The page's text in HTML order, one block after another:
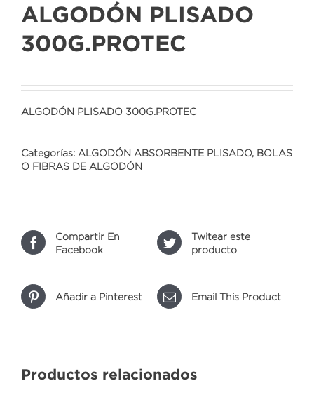
ALGODÓN PLISADO
300G.PROTEC
ALGODÓN PLISADO 300G.PROTEC
Categorías: ALGODÓN ABSORBENTE PLISADO, BOLAS
O FIBRAS DE ALGODÓN
Compartir En
Facebook
Twitear este
producto
Añadir a Pinterest Email This Product
Productos relacionados